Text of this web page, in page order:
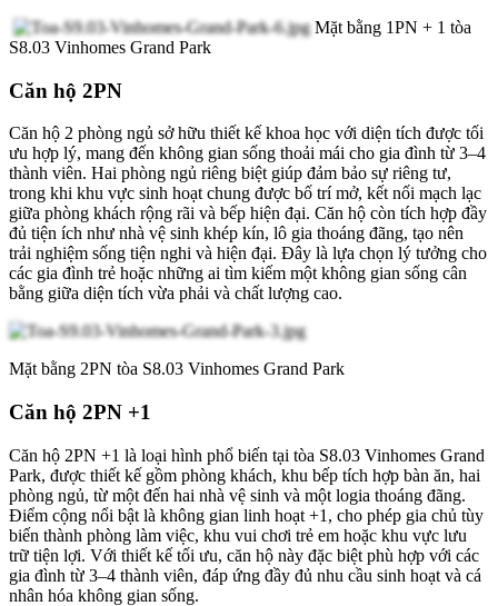
Mặt bằng 1PN + 1 tòa
S8.03 Vinhomes Grand Park
Căn hộ 2PN
Căn hộ 2 phòng ngủ sở hữu thiết kế khoa học với diện tích được tối
ưu hợp lý, mang đến không gian sống thoải mái cho gia đình từ 3–4
thành viên. Hai phòng ngủ riêng biệt giúp đảm bảo sự riêng tư,
trong khi khu vực sinh hoạt chung được bố trí mở, kết nối mạch lạc
giữa phòng khách rộng rãi và bếp hiện đại. Căn hộ còn tích hợp đầy
đủ tiện ích như nhà vệ sinh khép kín, lô gia thoáng đãng, tạo nên
trải nghiệm sống tiện nghi và hiện đại. Đây là lựa chọn lý tưởng cho
các gia đình trẻ hoặc những ai tìm kiếm một không gian sống cân
bằng giữa diện tích vừa phải và chất lượng cao.
Mặt bằng 2PN tòa S8.03 Vinhomes Grand Park
Căn hộ 2PN +1
Căn hộ 2PN +1 là loại hình phổ biến tại tòa S8.03 Vinhomes Grand
Park, được thiết kế gồm phòng khách, khu bếp tích hợp bàn ăn, hai
phòng ngủ, từ một đến hai nhà vệ sinh và một logia thoáng đãng.
Điểm cộng nổi bật là không gian linh hoạt +1, cho phép gia chủ tùy
biến thành phòng làm việc, khu vui chơi trẻ em hoặc khu vực lưu
trữ tiện lợi. Với thiết kế tối ưu, căn hộ này đặc biệt phù hợp với các
gia đình từ 3–4 thành viên, đáp ứng đầy đủ nhu cầu sinh hoạt và cá
nhân hóa không gian sống.